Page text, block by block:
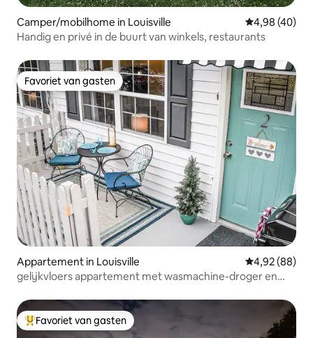
Camper/mobilhome in Louisville Gemiddelde
4,98 (40)
Handig en privé in de buurt van winkels, restaurants
Favoriet van gasten
Favoriet van gasten
Appartement in Louisville Gemiddelde
4,92 (88)
gelijkvloers appartement met wasmachine-droger en
Topfavoriet van gasten
Favoriet van gasten